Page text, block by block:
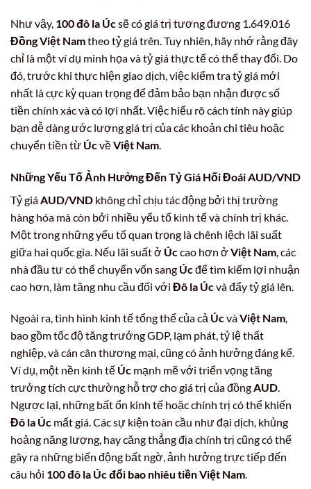
Như vậy, 100 đô la Úcsẽ có giá trị tương đương 1.649.016
Đồng Việt Namtheo tỷ giá trên. Tuy nhiên, hãy nhớ rằng đây
chỉ là một ví dụ minh họa và tỷ giá thực tế có thể thay đổi. Do
đó, trước khi thực hiện giao dịch, việc kiểm tra tỷ giá mới
nhất là cực kỳ quan trọng để đảm bảo bạn nhận được số
tiền chính xác và có lợi nhất. Việc hiểu rõ cách tính này giúp
bạn dễ dàng ước lượng giá trị của các khoản chi tiêu hoặc
chuyển tiền từ ÚcvềViệt Nam
Những Yếu Tố Ảnh Hưởng Đến Tỷ Giá Hối Đoái AUD/VND
Tỷ giá AUD/VND không chỉ chịu tác động bởi thị trường
hàng hóa mà còn bởi nhiều yếu tố kinh tế và chính trị khác.
Một trong những yếu tố quan trọng là chênh lệch lãi suất
giữa hai quốc gia. Nếu lãi suất ở Úccao hơn ở Việt Nam , các
nhà đầu tư có thể chuyển vốn sang Úcđể tìm kiếm lợi nhuận
cao hơn, làm tăng nhu cầu đối với Đô la Úcvà đẩy tỷ giá lên.
Ngoài ra, tình hình kinh tế tổng thể của cả ÚcvàViệt Nam,
bao gồm tốc độ tăng trưởng GDP, lạm phát, tỷ lệ thất
nghiệp, và cán cân thương mại, cũng có ảnh hưởng đáng kể.
Ví dụ, một nền kinh tế Úc mạnh mẽ với triển vọng tăng
trưởng tích cực thường hỗ trợ cho giá trị của đồngAUD.
Ngược lại, những bất ổn kinh tế hoặc chính trị có thể khiến
Đô la Úc mất giá. Các sự kiện toàn cầu như đại dịch, khủng
hoảng năng lượng, hay căng thẳng địa chính trị cũng có thể
gây ra những biến động bất ngờ, ảnh hưởng trực tiếp đến
câu hỏi 100 đô la Úc đổi bao nhiêu tiền Việt Nam.